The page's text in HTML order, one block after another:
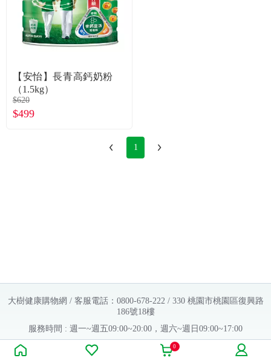
【安怡】長青高鈣奶粉
（1.5kg）
$620
$499
1
大樹健康購物網 / 客服電話：0800-678-222 / 330 桃園市桃園區復興路
186號18樓
服務時間 : 週一~週五09:00~20:00，週六~週日09:00~17:00
Copyright © 2016 大樹連鎖藥局. All Rights Reserved.
0